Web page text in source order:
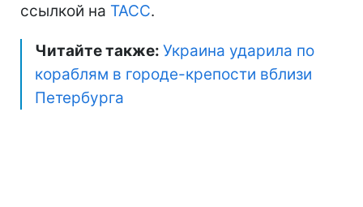
ссылкой на ТАСС.
Читайте также: Украина ударила по
кораблям в городе-крепости вблизи
Петербурга